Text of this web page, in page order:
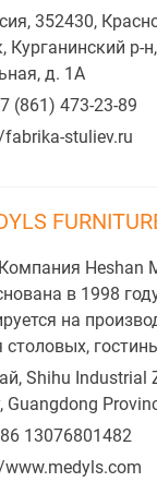
352430,
Курганинский р-
д. 1А
(861) 473-23-89
stuliev.ru
Компания Heshan
в 1998
на
столовых,
Shihu Industrial
Guangdong
13076801482